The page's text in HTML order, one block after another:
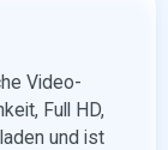
Video-
Full HD,
und ist